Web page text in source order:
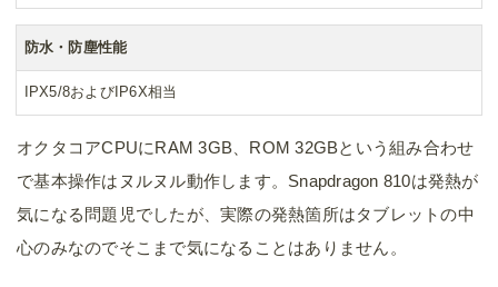
防水・防塵性能
IPX5/8およびIP6X相当
オクタコアCPUにRAM 3GB、ROM 32GBという組み合わせ
で基本操作はヌルヌル動作します。Snapdragon 810は発熱が
気になる問題児でしたが、実際の発熱箇所はタブレットの中
心のみなのでそこまで気になることはありません。